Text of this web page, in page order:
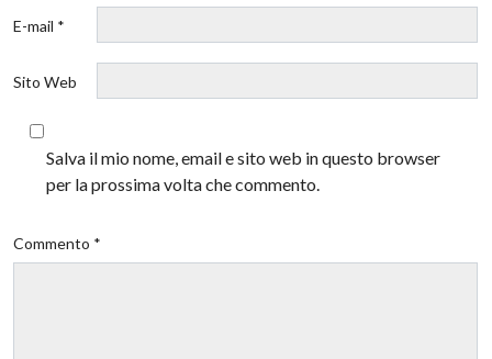
E-mail *
Sito Web
Salva il mio nome, email e sito web in questo browser
per la prossima volta che commento.
Commento *